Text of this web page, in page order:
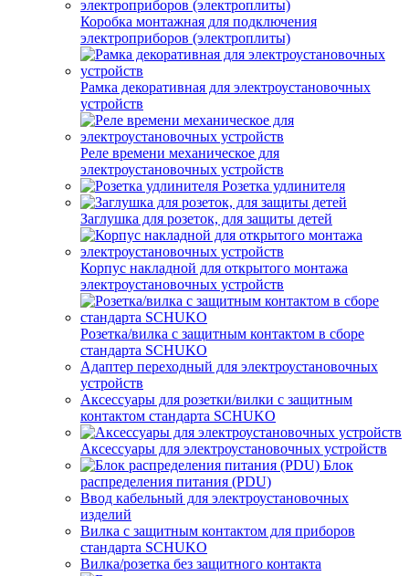
Коробка монтажная для подключения
электроприборов (электроплиты)
Рамка декоративная для электроустановочных
устройств
Реле времени механическое для
электроустановочных устройств
Розетка удлинителя
Заглушка для розеток, для защиты детей
Корпус накладной для открытого монтажа
электроустановочных устройств
Розетка/вилка с защитным контактом в сборе
стандарта SCHUKO
Адаптер переходный для электроустановочных
устройств
Аксессуары для розетки/вилки с защитным
контактом стандарта SCHUKO
Аксессуары для электроустановочных устройств
Блок
распределения питания (PDU)
Ввод кабельный для электроустановочных
изделий
Вилка с защитным контактом для приборов
стандарта SCHUKO
Вилка/розетка без защитного контакта